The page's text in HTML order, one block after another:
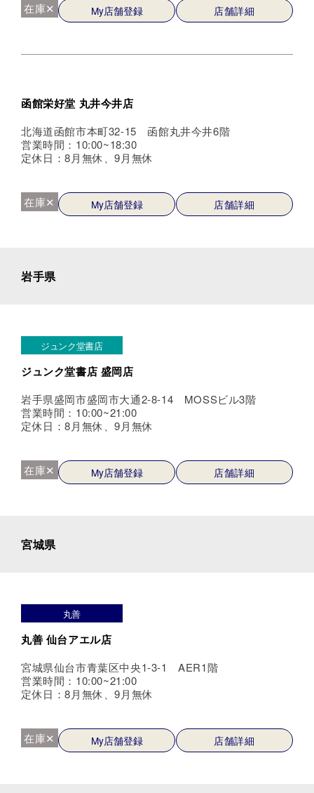
在庫✕ My店舗登録 店舗詳細
函館栄好堂 丸井今井店
北海道函館市本町32-15 函館丸井今井6階
営業時間：10:00~18:30
定休日：8月無休、9月無休
在庫✕ My店舗登録 店舗詳細
岩手県
ジュンク堂書店
ジュンク堂書店 盛岡店
岩手県盛岡市盛岡市大通2-8-14 MOSSビル3階
営業時間：10:00~21:00
定休日：8月無休、9月無休
在庫✕ My店舗登録 店舗詳細
宮城県
丸善
丸善 仙台アエル店
宮城県仙台市青葉区中央1-3-1 AER1階
営業時間：10:00~21:00
定休日：8月無休、9月無休
在庫✕ My店舗登録 店舗詳細